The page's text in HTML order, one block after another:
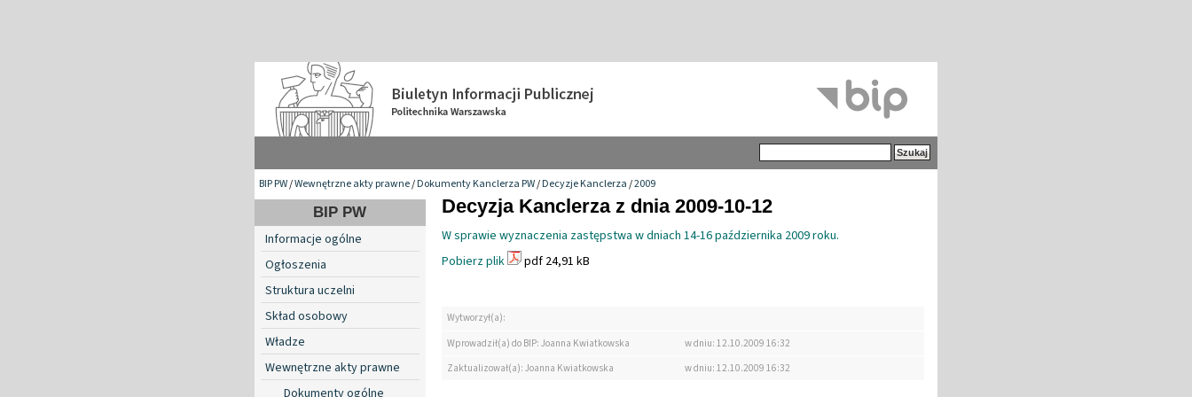
BIP PW/Wewnętrzne akty prawne/Dokumenty Kanclerza PW/Decyzje Kanclerza/2009
BIP PW
Informacje ogólne
Ogłoszenia
Struktura uczelni
Skład osobowy
Władze
Wewnętrzne akty prawne
Dokumenty ogólne
Decyzja Kanclerza z dnia 2009-10-12
W sprawie wyznaczenia zastępstwa w dniach 14-16 października 2009 roku.
Pobierz plik
pdf 24,91 kB
Wytworzył(a):
Wprowadził(a) do BIP: Joanna Kwiatkowska
w dniu: 12.10.2009 16:32
Zaktualizował(a): Joanna Kwiatkowska
w dniu: 12.10.2009 16:32